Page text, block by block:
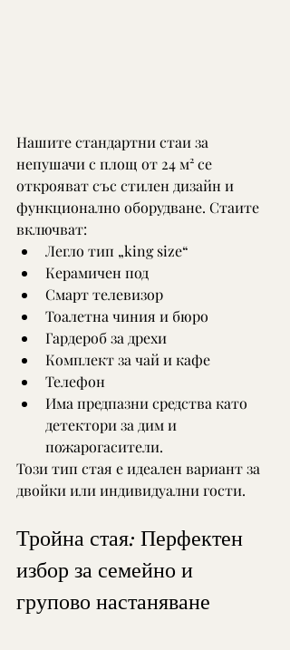
Нашите стандартни стаи за
непушачи с площ от 24 м² се
открояват със стилен дизайн и
функционално оборудване. Стаите
включват:
Легло тип „king size“
Керамичен под
Смарт телевизор
Тоалетна чиния и бюро
Гардероб за дрехи
Комплект за чай и кафе
Телефон
Има предпазни средства като
детектори за дим и
пожарогасители.
Този тип стая е идеален вариант за
двойки или индивидуални гости.
Тройна стая: Перфектен
избор за семейно и
групово настаняване